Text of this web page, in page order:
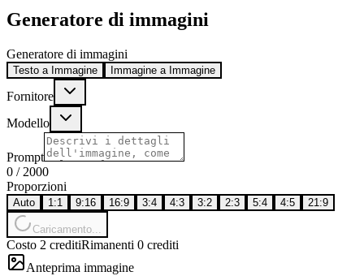
Generatore di immagini
Generatore di immagini
Testo a Immagine Immagine a Immagine
Fornitore
Modello
Prompt
0 / 2000
Proporzioni
Auto 1:1 9:16 16:9 3:4 4:3 3:2 2:3 5:4 4:5 21:9
Caricamento...
Costo 2 creditiRimanenti 0 crediti
Anteprima immagine